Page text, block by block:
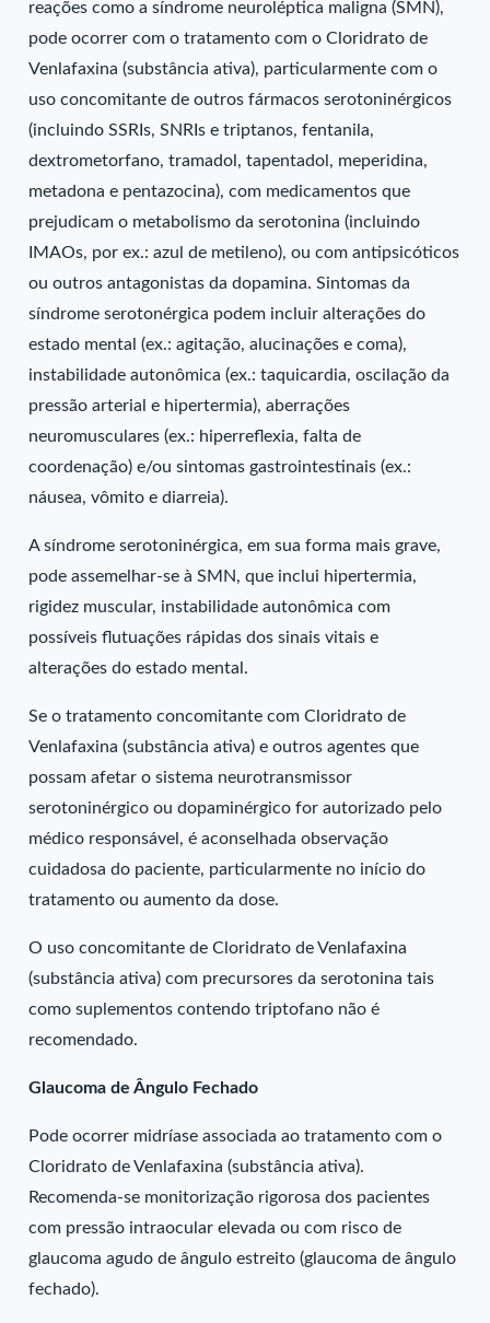
reações como a síndrome neuroléptica maligna (SMN),
pode ocorrer com o tratamento com o Cloridrato de
Venlafaxina (substância ativa), particularmente com o
uso concomitante de outros fármacos serotoninérgicos
(incluindo SSRIs, SNRIs e triptanos, fentanila,
dextrometorfano, tramadol, tapentadol, meperidina,
metadona e pentazocina), com medicamentos que
prejudicam o metabolismo da serotonina (incluindo
IMAOs, por ex.: azul de metileno), ou com antipsicóticos
ou outros antagonistas da dopamina. Sintomas da
síndrome serotonérgica podem incluir alterações do
estado mental (ex.: agitação, alucinações e coma),
instabilidade autonômica (ex.: taquicardia, oscilação da
pressão arterial e hipertermia), aberrações
neuromusculares (ex.: hiperreflexia, falta de
coordenação) e/ou sintomas gastrointestinais (ex.:
náusea, vômito e diarreia).
A síndrome serotoninérgica, em sua forma mais grave,
pode assemelhar-se à SMN, que inclui hipertermia,
rigidez muscular, instabilidade autonômica com
possíveis flutuações rápidas dos sinais vitais e
alterações do estado mental.
Se o tratamento concomitante com Cloridrato de
Venlafaxina (substância ativa) e outros agentes que
possam afetar o sistema neurotransmissor
serotoninérgico ou dopaminérgico for autorizado pelo
médico responsável, é aconselhada observação
cuidadosa do paciente, particularmente no início do
tratamento ou aumento da dose.
O uso concomitante de Cloridrato de Venlafaxina
(substância ativa) com precursores da serotonina tais
como suplementos contendo triptofano não é
recomendado.
Glaucoma de Ângulo Fechado
Pode ocorrer midríase associada ao tratamento com o
Cloridrato de Venlafaxina (substância ativa).
Recomenda-se monitorização rigorosa dos pacientes
com pressão intraocular elevada ou com risco de
glaucoma agudo de ângulo estreito (glaucoma de ângulo
fechado).